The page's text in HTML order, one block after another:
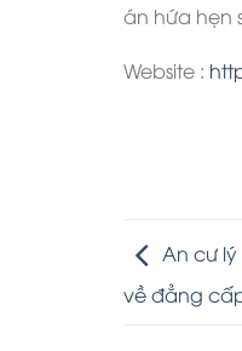
án hứa hẹn
Website :
An cư
về đẳng